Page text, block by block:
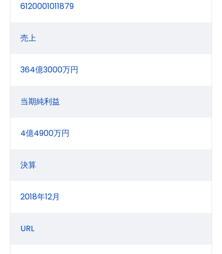
6120001011879
売上
364億3000万円
当期純利益
4億4900万円
決算
2018年12月
URL